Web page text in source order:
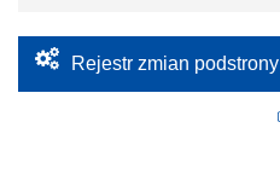
Rejestr zmian podstrony